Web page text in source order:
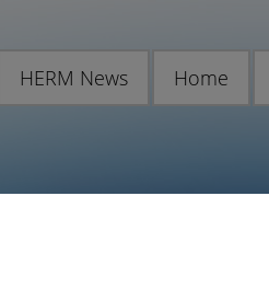
HERM News Home